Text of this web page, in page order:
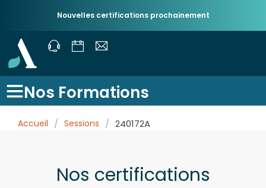
Nouvelles certifications prochainement
Nos Formations
Accueil / Sessions / 240172A
Nos certifications